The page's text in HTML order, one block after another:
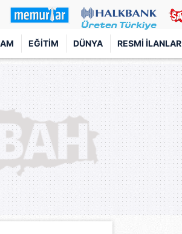
EĞITIM DÜNYA RESMI İLANLAR